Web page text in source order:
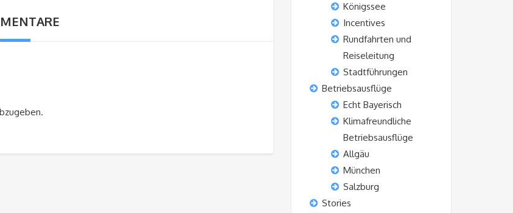
Königssee
Incentives
Rundfahrten und
Reiseleitung
Stadtführungen
Betriebsausflüge
Echt Bayerisch
Klimafreundliche
Betriebsausflüge
Allgäu
München
Salzburg
Stories